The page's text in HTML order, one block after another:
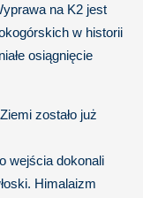
na K2 jest
w historii
osiągnięcie
zostało już
wejścia dokonali
Himalaizm